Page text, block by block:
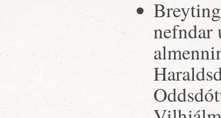
nefndar